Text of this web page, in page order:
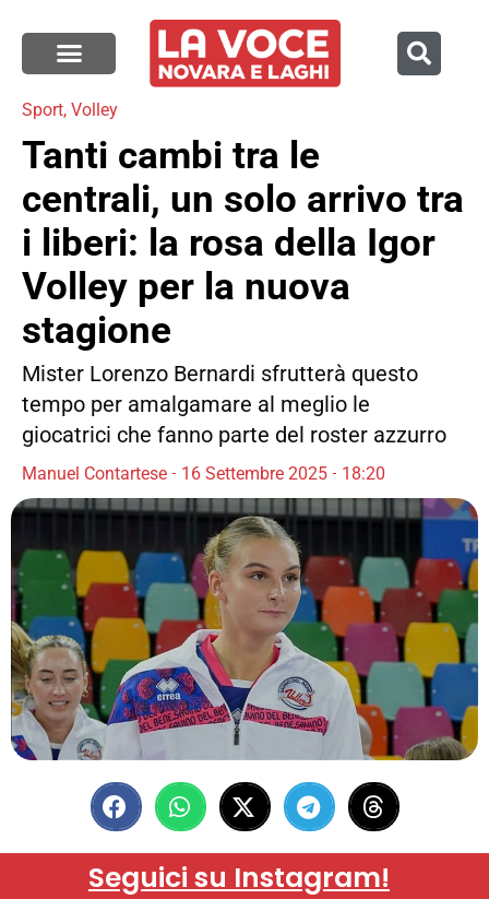
Sport, Volley
Tanti cambi tra le
centrali, un solo arrivo tra
i liberi: la rosa della Igor
Volley per la nuova
stagione
Mister Lorenzo Bernardi sfrutterà questo
tempo per amalgamare al meglio le
giocatrici che fanno parte del roster azzurro
Manuel Contartese 16 Settembre 2025 18:20
Seguici su Instagram!